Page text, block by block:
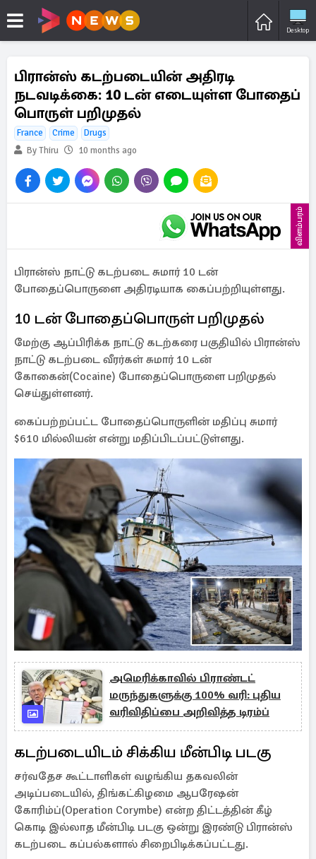
Desktop
பிரான்ஸ் கடற்படையின் அதிரடி
நடவடிக்கை: 10 டன் எடையுள்ள போதைப்
பொருள் பறிமுதல்
France Crime
Drugs
By Thiru
10 months ago
விளம்பரம்
பிரான்ஸ் நாட்டு கடற்படை சுமார் 10 டன்
போதைப்பொருளை அதிரடியாக கைப்பற்றியுள்ளது.
10 டன் போதைப்பொருள் பறிமுதல்
மேற்கு ஆப்பிரிக்க நாட்டு கடற்கரை பகுதியில் பிரான்ஸ்
நாட்டு கடற்படை வீரர்கள் சுமார் 10 டன்
கோகைன்(Cocaine) போதைப்பொருளை பறிமுதல்
செய்துள்ளனர்.
கைப்பற்றப்பட்ட போதைப்பொருளின் மதிப்பு சுமார்
$610 மில்லியன் என்று மதிப்பிடப்பட்டுள்ளது.
அமெரிக்காவில் பிராண்டட்
மருந்துகளுக்கு 100% வரி: புதிய
வரிவிதிப்பை அறிவித்த டிரம்ப்
கடற்படையிடம் சிக்கிய மீன்பிடி படகு
சர்வதேச கூட்டாளிகள் வழங்கிய தகவலின்
அடிப்படையில், திங்கட்கிழமை ஆபரேஷன்
கோரிம்ப்(Operation Corymbe) என்ற திட்டத்தின் கீழ்
கொடி இல்லாத மீன்பிடி படகு ஒன்று இரண்டு பிரான்ஸ்
கடற்படை கப்பல்களால் சிறைபிடிக்கப்பட்டது.